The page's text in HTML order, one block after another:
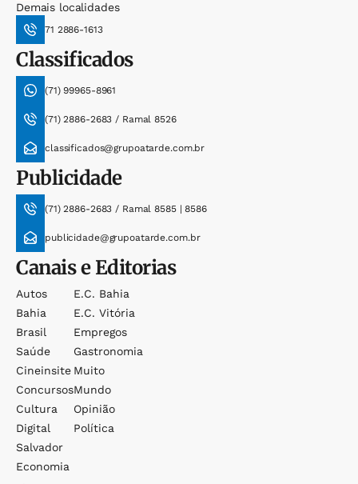
Demais localidades
71 2886-1613
Classificados
(71) 99965-8961
(71) 2886-2683 / Ramal 8526
classificados@grupoatarde.com.br
Publicidade
(71) 2886-2683 / Ramal 8585 | 8586
publicidade@grupoatarde.com.br
Canais e Editorias
Autos
Bahia
Brasil
Saúde
Cineinsite
Concursos
Cultura
Digital
Salvador
Economia
E.c. Bahia
E.c. Vitória
Empregos
Gastronomia
Muito
Mundo
Opinião
Política